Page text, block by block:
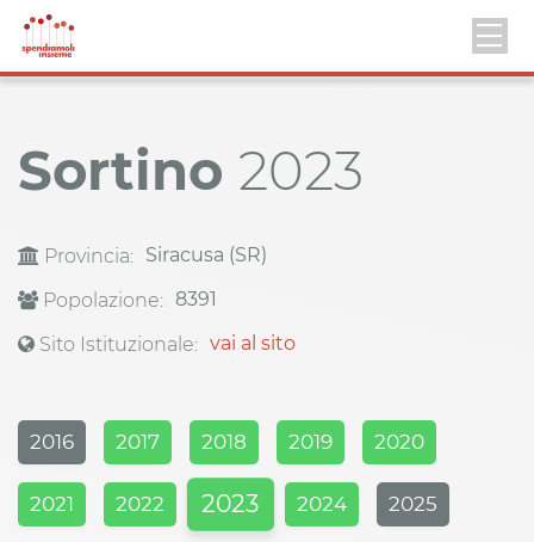
Sortino 2023
Provincia:
Siracusa (SR)
Popolazione: 8391
Sito Istituzionale: vai al sito
2016 2017 2018 2019 2020
2021 2022 2023 2024 2025